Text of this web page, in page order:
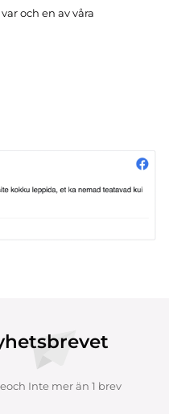
och en av våra
Inte mer än 1 brev